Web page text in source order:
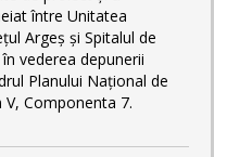
între Unitatea
Argeș și Spitalul de
vederea depunerii
Planului Național de
V, Componenta 7.